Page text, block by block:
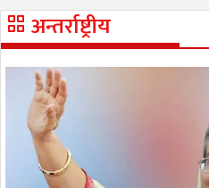
अन्तर्राष्ट्रीय